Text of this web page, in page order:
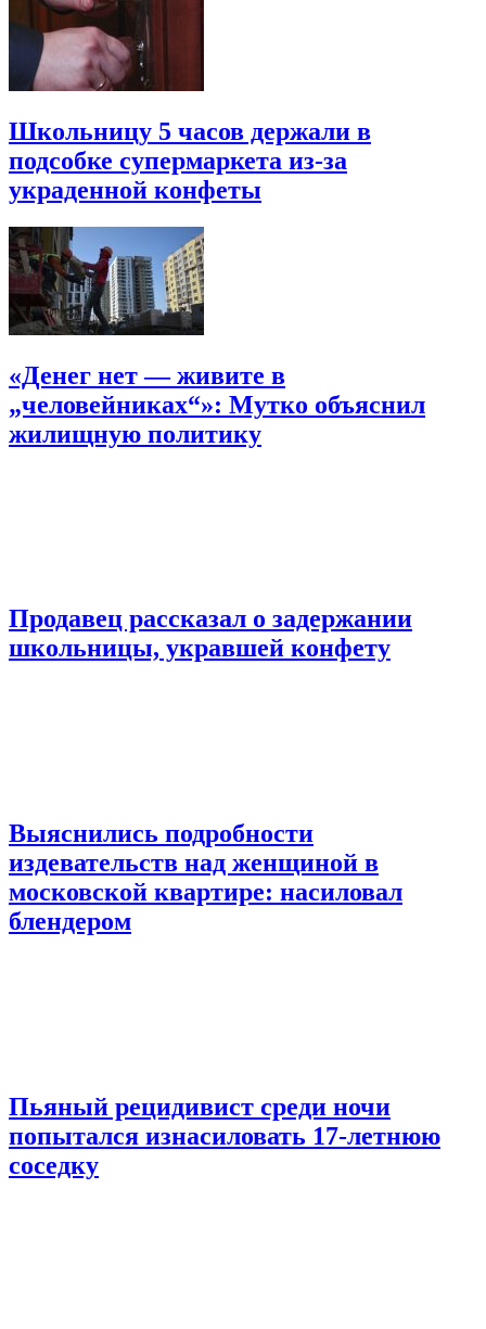
Школьницу 5 часов держали в
подсобке супермаркета из-за
украденной конфеты
«Денег нет — живите в
„человейниках“»: Мутко объяснил
жилищную политику
Продавец рассказал о задержании
школьницы, укравшей конфету
Выяснились подробности
издевательств над женщиной в
московской квартире: насиловал
блендером
Пьяный рецидивист среди ночи
попытался изнасиловать 17-летнюю
соседку